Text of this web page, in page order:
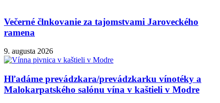
Večerné člnkovanie za tajomstvami Jaroveckého
ramena
9. augusta 2026
Hľadáme prevádzkara/prevádzkarku vínotéky a
Malokarpatského salónu vína v kaštieli v Modre